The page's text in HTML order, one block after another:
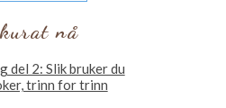
nå
del 2: Slik bruker du
trinn for trinn